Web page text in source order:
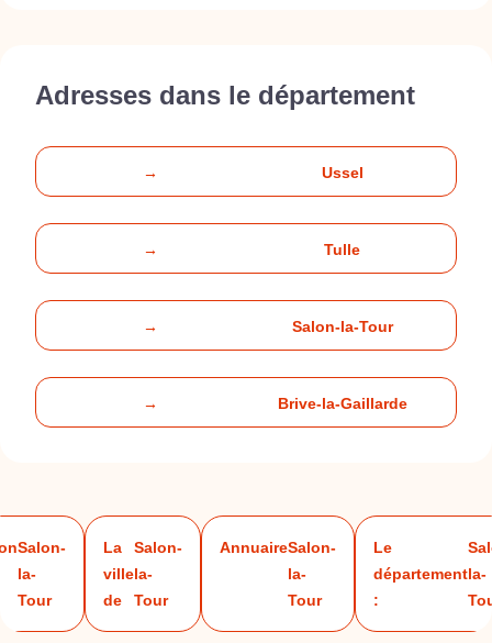
Adresses dans le département
→ Ussel
→ Tulle
→ Salon-la-Tour
→ Brive-la-Gaillarde
Salon-
la-
Tour
La
ville
de
Salon-
la-
Tour
AnnuaireSalon-
la-
Tour
Le
département
:
la-